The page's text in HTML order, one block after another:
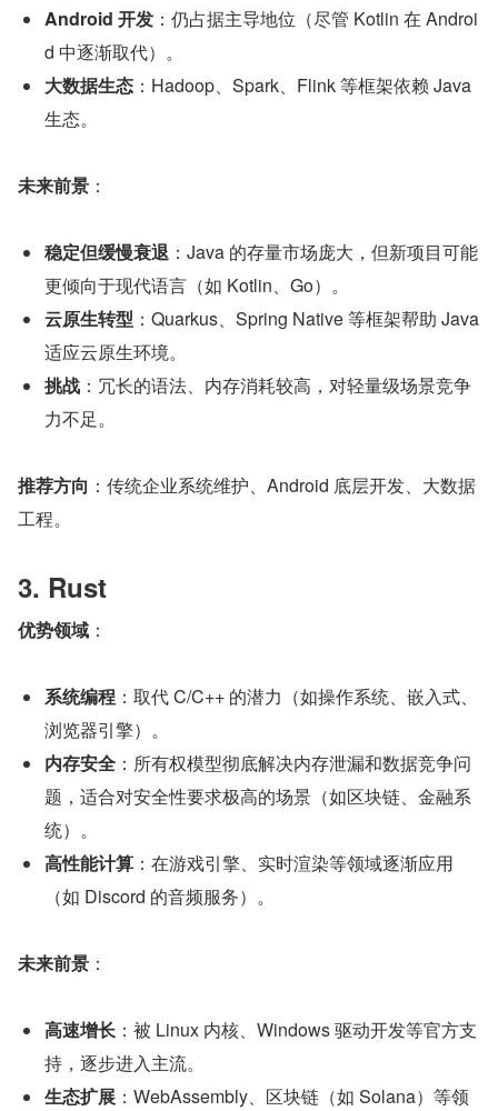
Android 开发 ：仍占据主导地位（尽管 Kotlin 在 Androi
d 中逐渐取代）。
大数据生态 ：Hadoop、Spark、Flink 等框架依赖 Java
生态。
未来前景 ：
稳定但缓慢衰退 ：Java 的存量市场庞大，但新项目可能
更倾向于现代语言（如 Kotlin、Go）。
云原生转型 ：Quarkus、Spring Native 等框架帮助 Java
适应云原生环境。
挑战 ：冗长的语法、内存消耗较高，对轻量级场景竞争
力不足。
推荐方向 ：传统企业系统维护、Android 底层开发、大数据
工程。
3. Rust
优势领域 ：
系统编程 ：取代 C/C++ 的潜力（如操作系统、嵌入式、
浏览器引擎）。
内存安全 ：所有权模型彻底解决内存泄漏和数据竞争问
题，适合对安全性要求极高的场景（如区块链、金融系
统）。
高性能计算 ：在游戏引擎、实时渲染等领域逐渐应用
（如 Discord 的音频服务）。
未来前景 ：
高速增长 ：被 Linux 内核、Windows 驱动开发等官方支
持，逐步进入主流。
生态扩展 ：WebAssembly、区块链（如 Solana）等领